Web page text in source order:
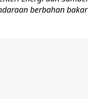
berbahan